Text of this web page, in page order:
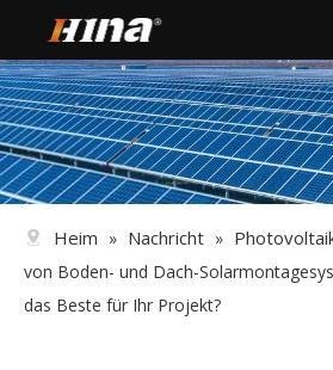
Heim » Nachricht »
von Boden- und Dach-
das Beste für Ihr Projekt?